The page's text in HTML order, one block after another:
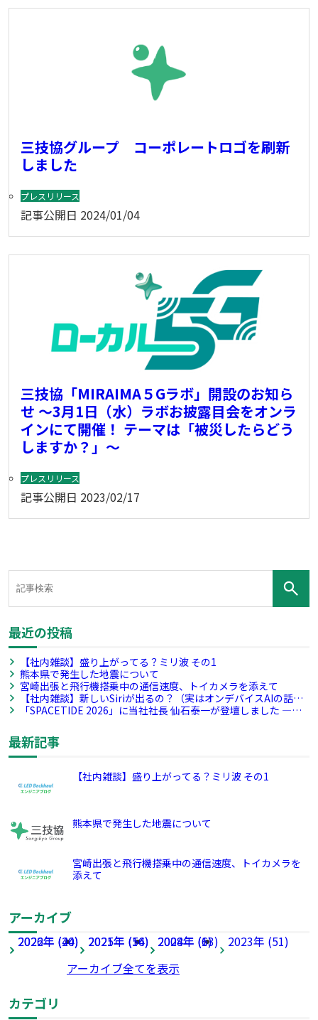
三技協グループ コーポレートロゴを刷新
しました
プレスリリース
記事公開日 2024/01/04
三技協「MIRAIMA５Gラボ」開設のお知ら
せ ～3月1日（水）ラボお披露目会をオンラ
インにて開催！ テーマは「被災したらどう
しますか？」～
プレスリリース
記事公開日 2023/02/17
最近の投稿
【社内雑談】盛り上がってる？ミリ波 その1
熊本県で発生した地震について
宮崎出張と飛行機搭乗中の通信速度、トイカメラを添えて
【社内雑談】新しいSiriが出るの？（実はオンデバイスAIの話）
その4
「SPACETIDE 2026」に当社社長 仙石泰一が登壇しました ―宇
最新記事
【社内雑談】盛り上がってる？ミリ波 その1
熊本県で発生した地震について
宮崎出張と飛行機搭乗中の通信速度、トイカメラを
添えて
アーカイブ
2026年 (40) 2025年 (54) 2024年 (63) 2023年 (51)
2022年 (24) 2021年 (16) 2008年 (1)
アーカイブ全てを表示
カテゴリ